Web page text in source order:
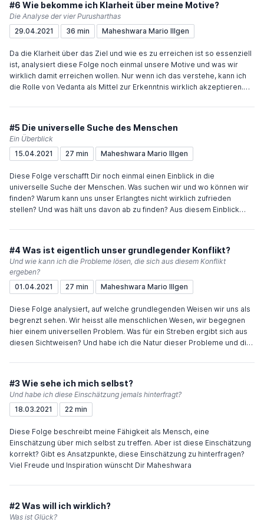
Verse 62 und 63): dhyāyato viṣayānpuṃsaḥ - saṅgasteṣūpajāyate
saṅgātsaṃjāyate kāmaḥ - kāmātkrodho.bhijāyate (62) In der Person,
die bei den Objekten verweilt (nachdenken, darüber „meditieren“)
und aus Verlangen wird Ärger/Zorn geboren. krodhādbhavati
saṃmohaḥ - saṃmohāt smṛtivibhramaḥ smṛtibhraṃśād buddhināśo -
buddhināśāt praṇaśyati (63) Aus Ärger entsteht Täuschung und aus
Täuschung kommt der Verlust der Erinnerung. Durch den Verlust der
handlungsunfähig ist, ist die Person zerstört. Viel Freude und
#6 Wie bekomme ich Klarheit über meine Motive?
Die Analyse der vier Purusharthas
29.04.2021
36 min Maheshwara Mario Illgen
Da die Klarheit über das Ziel und wie es zu erreichen ist so essenziell
ist, analysiert diese Folge noch einmal unsere Motive und was wir
wirklich damit erreichen wollen. Nur wenn ich das verstehe, kann ich
die Rolle von Vedanta als Mittel zur Erkenntnis wirklich akzeptieren.
#5 Die universelle Suche des Menschen
Ein Überblick
15.04.2021
27 min Maheshwara Mario Illgen
Diese Folge verschafft Dir noch einmal einen Einblick in die
universelle Suche der Menschen. Was suchen wir und wo können wir
finden? Warum kann uns unser Erlangtes nicht wirklich zufrieden
stellen? Und was hält uns davon ab zu finden? Aus diesem Einblick
den Zweck der verschiedenen Yogas. Viel Freude und Inspiration
#4 Was ist eigentlich unser grundlegender Konflikt?
Und wie kann ich die Probleme lösen, die sich aus diesem Konflikt
ergeben?
01.04.2021
27 min Maheshwara Mario Illgen
Diese Folge analysiert, auf welche grundlegenden Weisen wir uns als
begrenzt sehen. Wir heisst alle menschlichen Wesen, wir begegnen
hier einem universellen Problem. Was für ein Streben ergibt sich aus
diesen Sichtweisen? Und habe ich die Natur dieser Probleme und die
und Inspiration wünscht Dir Maheshwara
#3 Wie sehe ich mich selbst?
Und habe ich diese Einschätzung jemals hinterfragt?
18.03.2021
22 min
Diese Folge beschreibt meine Fähigkeit als Mensch, eine
Einschätzung über mich selbst zu treffen. Aber ist diese Einschätzung
korrekt? Gibt es Ansatzpunkte, diese Einschätzung zu hinterfragen?
Viel Freude und Inspiration wünscht Dir Maheshwara
#2 Was will ich wirklich?
Was ist Glück?